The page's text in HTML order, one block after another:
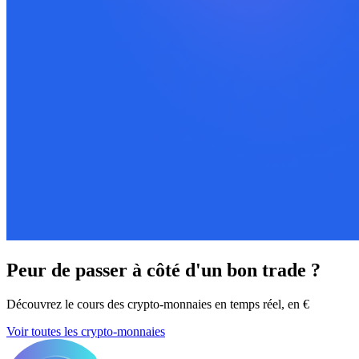
Peur de passer à côté d'un bon trade ?
Découvrez le cours des crypto-monnaies en temps réel, en €
Voir toutes les crypto-monnaies